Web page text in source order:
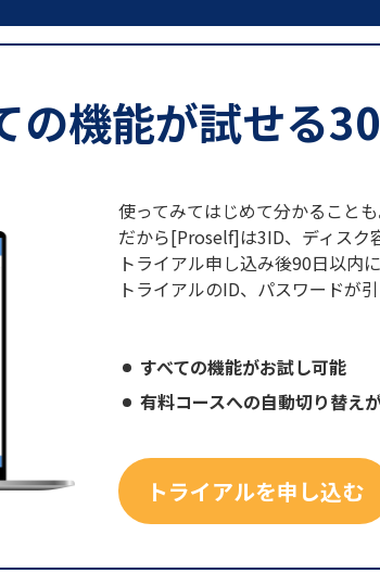
の機能が試せる
使ってみてはじめて分かることも
だから[Proself]は3ID、ディスク
トライアル申し込み後90日以内
トライアルのID、パスワードが
すべての機能がお試し可能
有料コースへの自動切り替え
トライアルを申し込む